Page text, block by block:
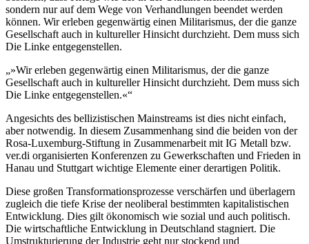
sondern nur auf dem Wege von Verhandlungen beendet werden
können. Wir erleben gegenwärtig einen Militarismus, der die ganze
Gesellschaft auch in kultureller Hinsicht durchzieht. Dem muss sich
Die Linke entgegenstellen.
»Wir erleben gegenwärtig einen Militarismus, der die ganze
Gesellschaft auch in kultureller Hinsicht durchzieht. Dem muss sich
Die Linke entgegenstellen.«
Angesichts des bellizistischen Mainstreams ist dies nicht einfach,
aber notwendig. In diesem Zusammenhang sind die beiden von der
Rosa-Luxemburg-Stiftung in Zusammenarbeit mit IG Metall bzw.
ver.di organisierten Konferenzen zu Gewerkschaften und Frieden in
Hanau und Stuttgart wichtige Elemente einer derartigen Politik.
Diese großen Transformationsprozesse verschärfen und überlagern
zugleich die tiefe Krise der neoliberal bestimmten kapitalistischen
Entwicklung. Dies gilt ökonomisch wie sozial und auch politisch.
Die wirtschaftliche Entwicklung in Deutschland stagniert. Die
Umstrukturierung der Industrie geht nur stockend und